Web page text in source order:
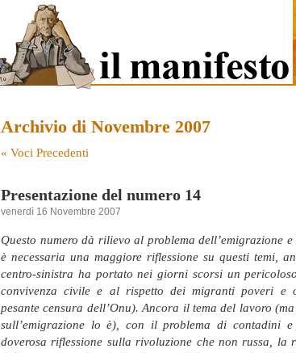
Archivio di Novembre 2007
« Voci Precedenti
Presentazione del numero 14
venerdì 16 Novembre 2007
Questo numero dà rilievo al problema dell’emigrazione e
è necessaria una maggiore riflessione su questi temi,
centro-sinistra ha portato nei giorni scorsi un
convivenza civile e al rispetto dei migranti poveri e
pesante censura dell’Onu). Ancora il tema del lavoro
sull’emigrazione lo è), con il problema di contadini
doverosa riflessione sulla rivoluzione che non russa, la